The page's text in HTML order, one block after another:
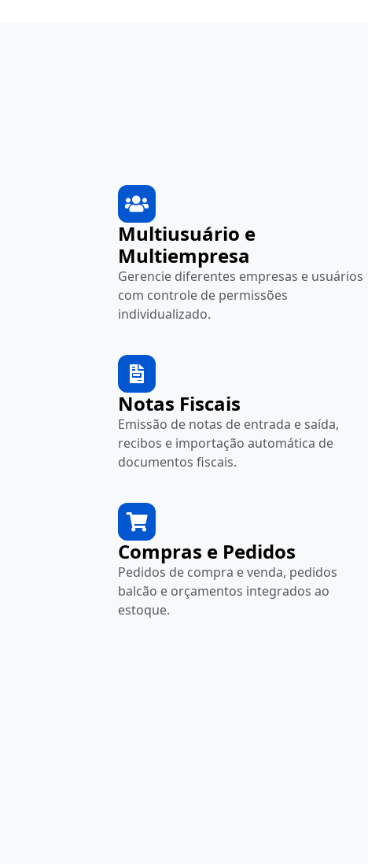
Multiusuário e
Multiempresa
Gerencie diferentes empresas e usuários
com controle de permissões
individualizado.
Notas Fiscais
Emissão de notas de entrada e saída,
recibos e importação automática de
documentos fiscais.
Compras e Pedidos
Pedidos de compra e venda, pedidos
balcão e orçamentos integrados ao
estoque.